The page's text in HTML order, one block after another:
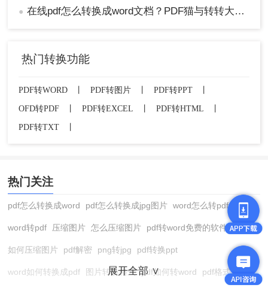
● 在线pdf怎么转换成word文档？PDF猫与转转大师2种在线工具使用指南与功能对比！
热门转换功能
PDF转WORD PDF转图片 PDF转PPT
OFD转PDF
PDF转EXCEL PDF转HTML
PDF转TXT
热门关注
pdf怎么转换成word pdf怎么转换成jpg图片 word怎么转pdf
word转pdf 压缩图片 怎么压缩图片 pdf转word免费的软件
如何压缩图片 pdf解密 png转jpg pdf转换ppt
word如何转换成pdf 图片转换格式 pdf如何转word pdf格式转换
展开全部 ∨